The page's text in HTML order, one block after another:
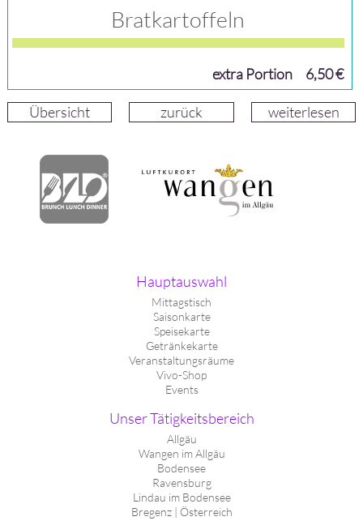
Bratkartoffeln
extra Portion 6,50 €
Übersicht zurück weiterlesen
Hauptauswahl
Mittagstisch
Saisonkarte
Speisekarte
Getränkekarte
Veranstaltungsräume
Vivo-Shop
Events
Unser Tätigkeitsbereich
Allgäu
Wangen im Allgäu
Bodensee
Ravensburg
Lindau im Bodensee
Bregenz | Österreich